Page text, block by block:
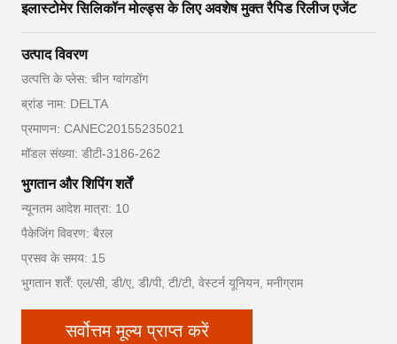
इलास्टोमेर सिलिकॉन मोल्ड्स के लिए अवशेष मुक्त रैपिड रिलीज एजेंट
उत्पाद विवरण
उत्पत्ति के प्लेस: चीन ग्वांगडोंग
ब्रांड नाम: DELTA
प्रमाणन: CANEC20155235021
मॉडल संख्या: डीटी-3186-262
भुगतान और शिपिंग शर्तें
न्यूनतम आदेश मात्रा: 10
पैकेजिंग विवरण: बैरल
प्रसव के समय: 15
भुगतान शर्तें: एल/सी, डी/ए, डी/पी, टी/टी, वेस्टर्न यूनियन, मनीग्राम
सर्वोत्तम मूल्य प्राप्त करें